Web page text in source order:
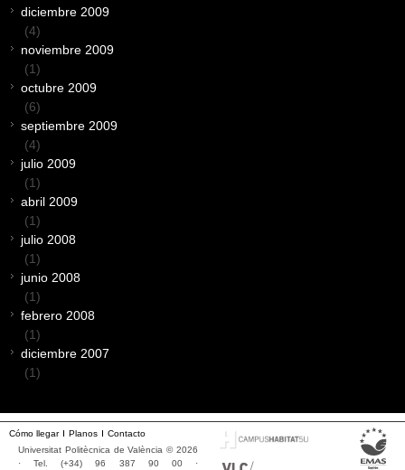
diciembre 2009
(4)
noviembre 2009
(1)
octubre 2009
(6)
septiembre 2009
(4)
julio 2009
(1)
abril 2009
(1)
julio 2008
(1)
junio 2008
(1)
febrero 2008
(1)
diciembre 2007
(1)
Cómo llegar Planos
Contacto
Universitat Politècnica de València © 2026
· Tel. (+34) 96 387 90 00 ·